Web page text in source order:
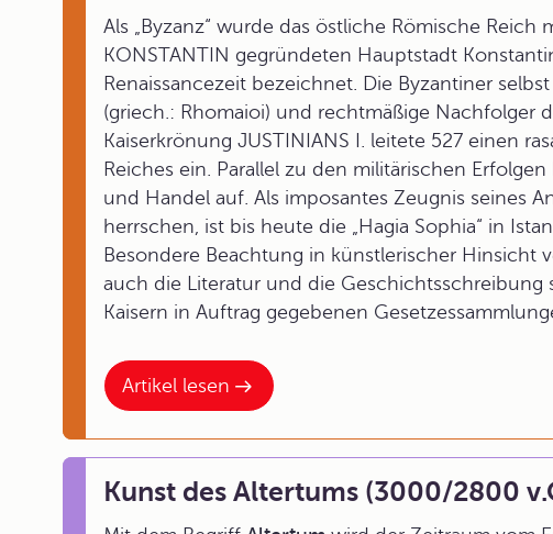
Artikel lesen
Als „Byzanz“ wurde das östliche Römische Reich
KONSTANTIN gegründeten Hauptstadt
Renaissancezeit bezeichnet. Die Byzantiner
(griech.: Rhomaioi) und rechtmäßige Nachfolger
Kaiserkrönung JUSTINIANS I. leitete 527 einen
Reiches ein. Parallel zu den militärischen
und Handel auf. Als imposantes Zeugnis seines
herrschen, ist bis heute die „Hagia Sophia“ in
Besondere Beachtung in künstlerischer Hinsicht
auch die Literatur und die
Kaisern in Auftrag gegebenen
Kunst des Altertums (3000/2800